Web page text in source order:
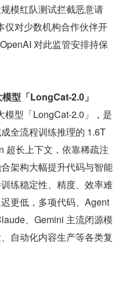
模红队测试拦截恶意请
仅对少数机构合作伙伴开
对此监管安排持保
型「LongCat-2.0」
模型「LongCat-2.0」，是
全流程训练推理的 1.6T
超长上下文，依靠稀疏注
架构大幅提升代码与智能
练稳定性、精度、效率难
更低，多项代码、Agent
、Gemini 主流闭源模
自动化内容生产等各类复